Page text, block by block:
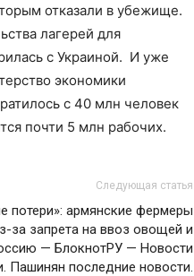
отказали в убежище.
лагерей для
с Украиной. И уже
экономики
с 40 млн человек
почти 5 млн рабочих.
Следующая статья
потери»: армянские фермеры
за запрета на ввоз овощей и
— БлокнотРУ — Новости
Пашинян последние новости.